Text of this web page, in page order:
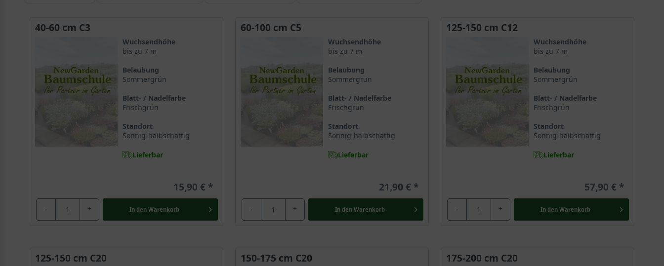
Herbstfärbung sehenswerte Akzente setzt. Seiner intensiven Rotfärbung verdankt der Acer tataricum ginnala seinen deutschen Namen Feuerahorn. Im Herbst erscheint seine
Ursprünglich stammt der Acer ginnala, wie er meistens genannt wird, aus Mittel- und Nordchina. Er wächst aber auch in Japan und der Mandschurei. Der Feuerahorn gehört
zur großen Familie der Seifenbaumgewächse und ist eine Unterart des Tatarischen Steppen-Ahorns.
Neben seiner eindrucksvollen Erscheinung wird der Acer ginnala ebenso aufgrund seiner großen Robustheit und Winterhärte wertgeschätzt. Er verbreitet sich zunehmend in
den europäischen Gärten und wird dort als prächtiges Solitärgewächs verehrt.
Der Feuerahorn entwickelt sich mit einer zügigen Wuchsgeschwindigkeit zu einem malerischen Großstrauch oder kleinen
. In Ausnahmefällen erreicht er eine Endhöhe
bis zu 7 Metern, in der Regel bleibt er aber etwas kleiner und präsentiert sich mit einer Größe von circa 5 Metern. Seine besondere Ausstrahlung erhält er durch seine
breitstrebende Wuchslinie. Acer ginnala erreicht Breiten von bis zu 8 Metern und sollte daher eine möglichst großes Platzangebot bekommen, um sich prächtig entfalten zu
40-60 cm C3
Wuchsendhöhe
bis zu 7 m
Belaubung
Sommergrün
Blatt- / Nadelfarbe
Frischgrün
Standort
Sonnig-halbschattig
Lieferbar
15,90 €
- + In den Warenkorb
60-100 cm C5
Wuchsendhöhe
bis zu 7 m
Belaubung
Sommergrün
Blatt- / Nadelfarbe
Frischgrün
Standort
Sonnig-halbschattig
Lieferbar
21,90 €
- + In den Warenkorb
125-150 cm C12
Wuchsendhöhe
bis zu 7 m
Belaubung
Sommergrün
Blatt- / Nadelfarbe
Frischgrün
Standort
Sonnig-halbschattig
Lieferbar
57,90 €
- + In den Warenkorb
125-150 cm C20 150-175 cm C20 175-200 cm C20